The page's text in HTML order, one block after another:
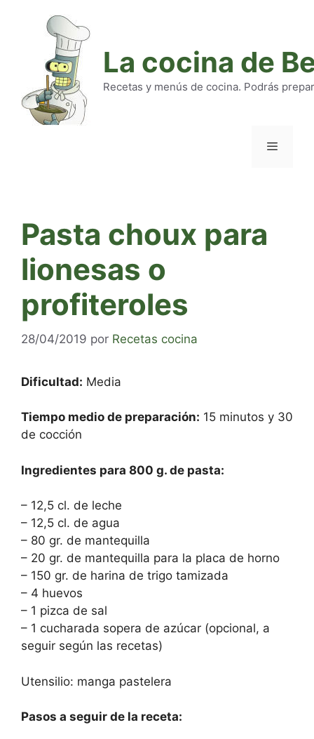
La cocina de
Recetas y menús de cocina. Podrás
Pasta choux para
lionesas o
profiteroles
28/04/2019 por Recetas cocina
Dificultad: Media
Tiempo medio de preparación: 15 minutos y 30
de cocción
Ingredientes para 800 g. de pasta:
– 12,5 cl. de leche
– 12,5 cl. de agua
– 80 gr. de mantequilla
– 20 gr. de mantequilla para la placa de horno
– 150 gr. de harina de trigo tamizada
– 4 huevos
– 1 pizca de sal
– 1 cucharada sopera de azúcar (opcional, a
seguir según las recetas)
Utensilio: manga pastelera
Pasos a seguir de la receta: